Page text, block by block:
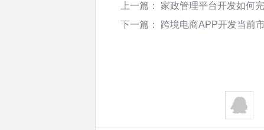
上一篇： 家政管理平台开发如何
下一篇： 跨境电商APP开发当前